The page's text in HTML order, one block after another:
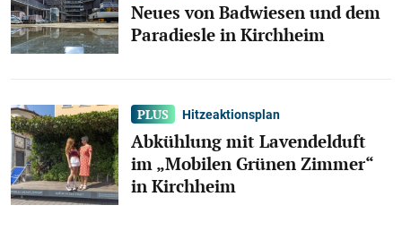
Neues von Badwiesen und dem
Paradiesle in Kirchheim
Hitzeaktionsplan
Abkühlung mit Lavendelduft
im „Mobilen Grünen Zimmer“
in Kirchheim